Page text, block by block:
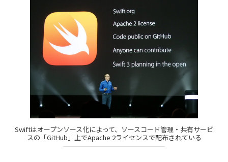
Swiftはオープンソース化によって、ソースコード管理・共有サービ
スの「GitHub」上でApache 2ライセンスで配布されている